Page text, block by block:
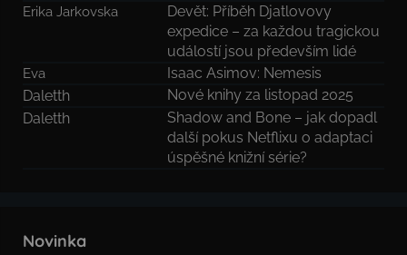
Erika Jarkovska
Devět: Příběh Djatlovovy
expedice – za každou tragickou
událostí jsou především lidé
Eva
Isaac Asimov: Nemesis
Daletth
Nové knihy za listopad 2025
Daletth
Shadow and Bone – jak dopadl
další pokus Netflixu o adaptaci
úspěšné knižní série?
Novinka